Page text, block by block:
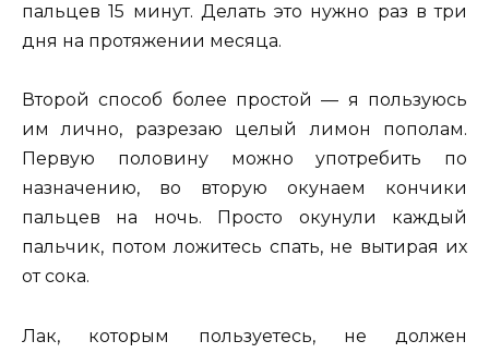
пальцев 15 минут. Делать это нужно раз в три
дня на протяжении месяца.
Второй способ более простой — я пользуюсь
им лично, разрезаю целый лимон пополам.
Первую половину можно употребить по
назначению, во вторую окунаем кончики
пальцев на ночь. Просто окунули каждый
пальчик, потом ложитесь спать, не вытирая их
от сока.
Лак, которым пользуетесь, не должен